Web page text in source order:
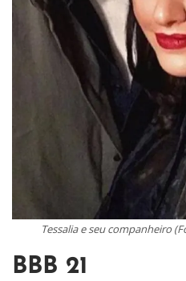
Tessalia e seu companheiro
BBB 21